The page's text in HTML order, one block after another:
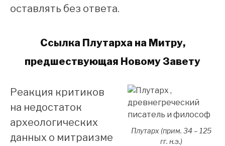
оставлять без ответа.
Ссылка Плутарха на Митру,
предшествующая Новому Завету
Плутарх (прим. 34 – 125
гг. н.э.)
Реакция критиков
на недостаток
археологических
данных о митраизме